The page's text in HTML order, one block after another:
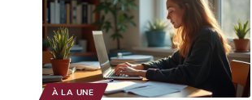
À LA UNE